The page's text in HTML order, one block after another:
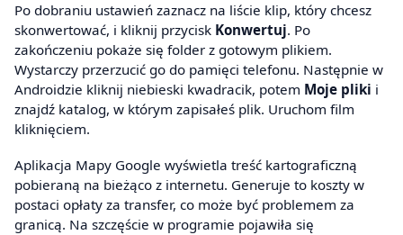
Po dobraniu ustawień zaznacz na liście klip, który chcesz
skonwertować, i kliknij przycisk Konwertuj. Po
zakończeniu pokaże się folder z gotowym plikiem.
Wystarczy przerzucić go do pamięci telefonu. Następnie w
Androidzie kliknij niebieski kwadracik, potem Moje pliki i
znajdź katalog, w którym zapisałeś plik. Uruchom film
kliknięciem.
Aplikacja Mapy Google wyświetla treść kartograficzną
pobieraną na bieżąco z internetu. Generuje to koszty w
postaci opłaty za transfer, co może być problemem za
granicą. Na szczęście w programie pojawiła się